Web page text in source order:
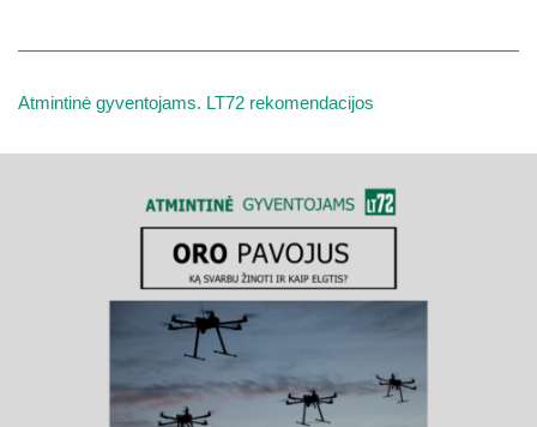
Atmintinė gyventojams. LT72 rekomendacijos